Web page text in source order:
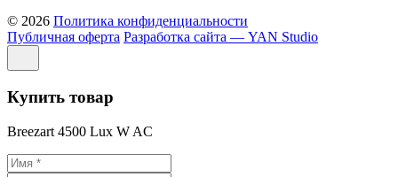
© 2026 Политика конфиденциальности
Публичная оферта Разработка сайта — YAN Studio
Купить товар
Breezart 4500 Lux W AC